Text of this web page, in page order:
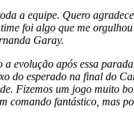
a equipe. Quero
foi algo que me
Garay.
a evolução após essa
do esperado na final do
Fizemos um jogo muito
comando fantástico, mas